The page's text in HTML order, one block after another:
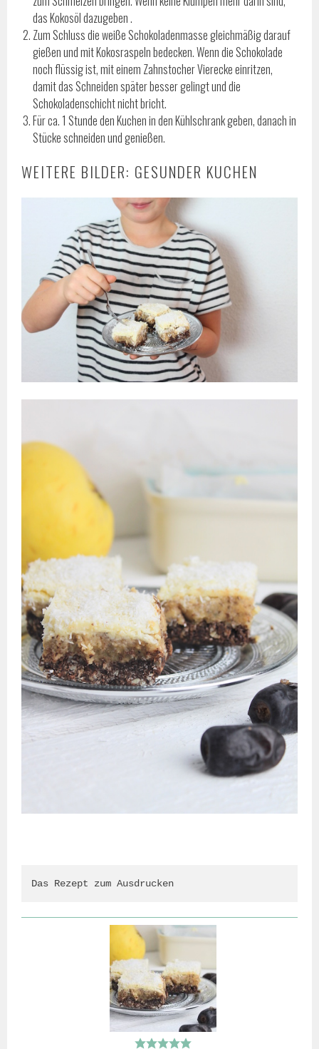
das Kokosöl dazugeben .
Zum Schluss die weiße Schokoladenmasse gleichmäßig darauf
gießen und mit Kokosraspeln bedecken. Wenn die Schokolade
noch flüssig ist, mit einem Zahnstocher Vierecke einritzen,
damit das Schneiden später besser gelingt und die
Schokoladenschicht nicht bricht.
Für ca. 1 Stunde den Kuchen in den Kühlschrank geben, danach in
Stücke schneiden und genießen.
WEITERE BILDER: GESUNDER KUCHEN
Das Rezept zum Ausdrucken